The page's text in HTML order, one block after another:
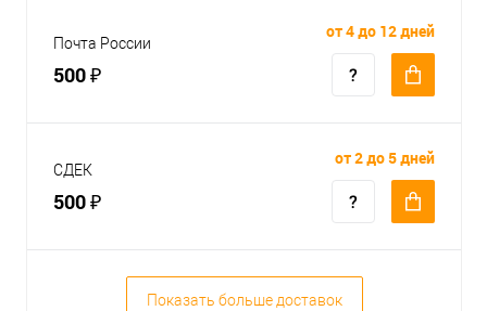
Почта России
500 ₽
от 4 до 12 дней
СДЕК
500 ₽
от 2 до 5 дней
Показать больше доставок